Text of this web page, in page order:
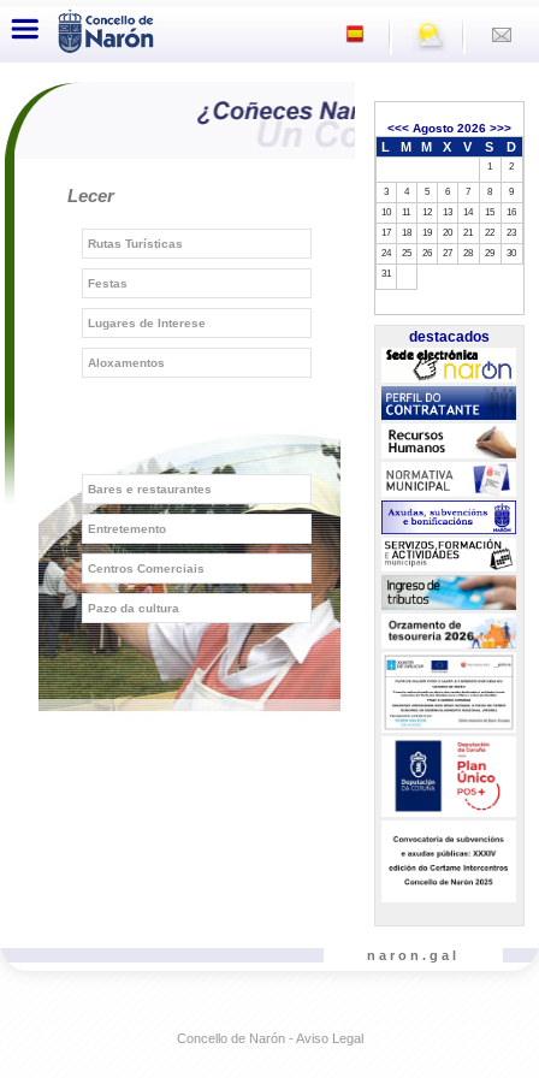
Lecer
Rutas Turísticas
Festas
Lugares de Interese
Aloxamentos
Bares e restaurantes
Entretemento
Centros Comerciais
Pazo da cultura
<<<Agosto 2026 >>>
L M M X V S D
1 2
3 4 5 6 7 8
9
10
11 12 13 14 15
16
17
18 19 20 21 22
23
24
25 26 27 28 29
30
31
destacados
naron.gal
Concello de Narón - Aviso Legal